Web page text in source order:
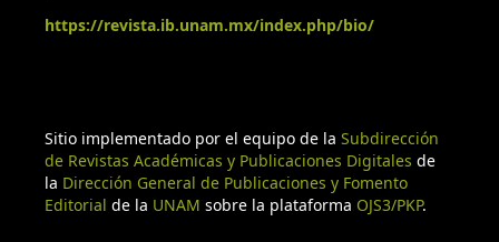
https://revista.ib.unam.mx/index.php/bio/
Sitio implementado por el equipo de la Subdirección
de Revistas Académicas y Publicaciones Digitales de
la Dirección General de Publicaciones y Fomento
Editorial de la UNAM sobre la plataforma OJS3/PKP.